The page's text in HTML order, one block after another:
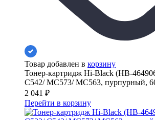
Товар добавлен в корзину
Тонер-картридж Hi-Black (HB-
C542/ MC573/ MC563, пурпурный,
2 041 ₽
Перейти в корзину